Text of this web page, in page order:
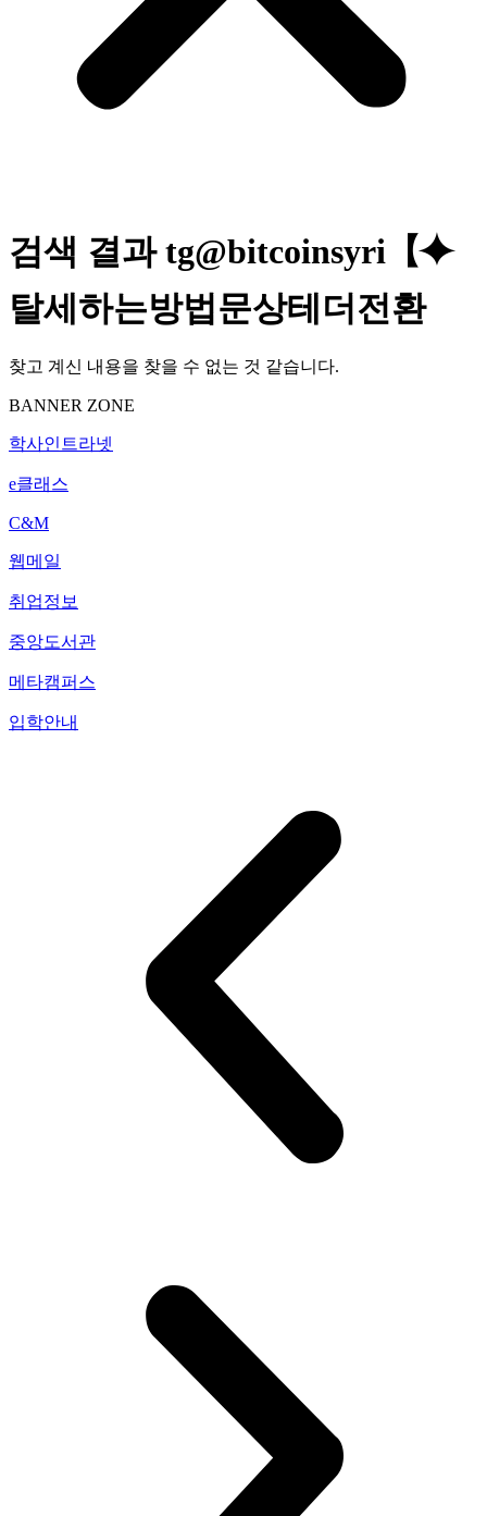
검색 결과tg@bitcoinsyri【⯌
탈세하는방법문상테더전환
찾고 계신 내용을 찾을 수 없는 것 같습니다.
BANNER ZONE
학사인트라넷
e클래스
C&M
웹메일
취업정보
중앙도서관
메타캠퍼스
입학안내